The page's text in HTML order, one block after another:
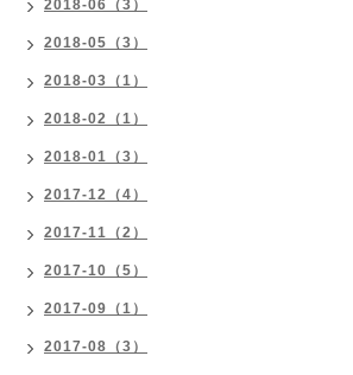
2018-06（3）
2018-05（3）
2018-03（1）
2018-02（1）
2018-01（3）
2017-12（4）
2017-11（2）
2017-10（5）
2017-09（1）
2017-08（3）